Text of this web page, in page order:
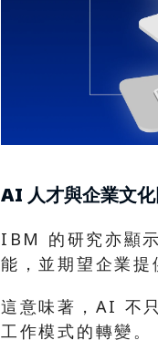
AI 人才與企業文
IBM 的研究亦顯
能，並期望企業提
這意味著，AI 不
工作模式的轉變。